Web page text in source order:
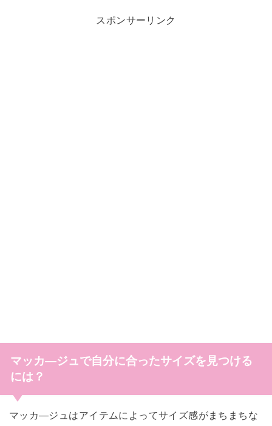
スポンサーリンク
マッカ―ジュで自分に合ったサイズを見つける
には？
マッカ―ジュはアイテムによってサイズ感がまちまちな